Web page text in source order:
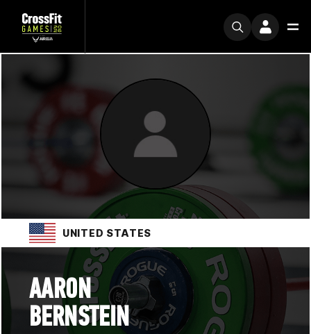
UNITED STATES
AARON
BERNSTEIN